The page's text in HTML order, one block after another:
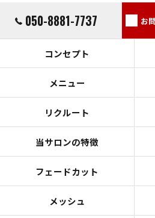
050-8881-7737 お
コンセプト
メニュー
リクルート
当サロンの特徴
フェードカット
メッシュ